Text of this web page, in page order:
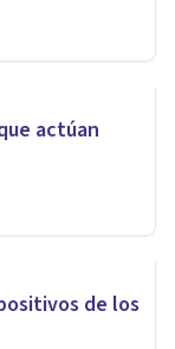
actúan
de los